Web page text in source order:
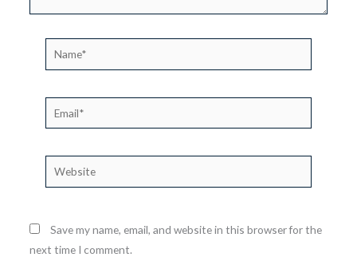
Name*
Email*
Website
Save my name, email, and website in this browser for the
next time I comment.